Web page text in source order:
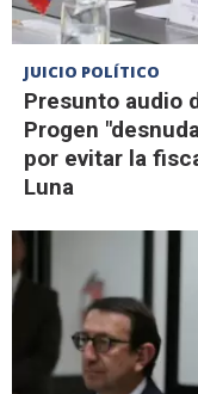
JUICIO POLÍTICO
Presunto audio
Progen
por evitar la
Luna